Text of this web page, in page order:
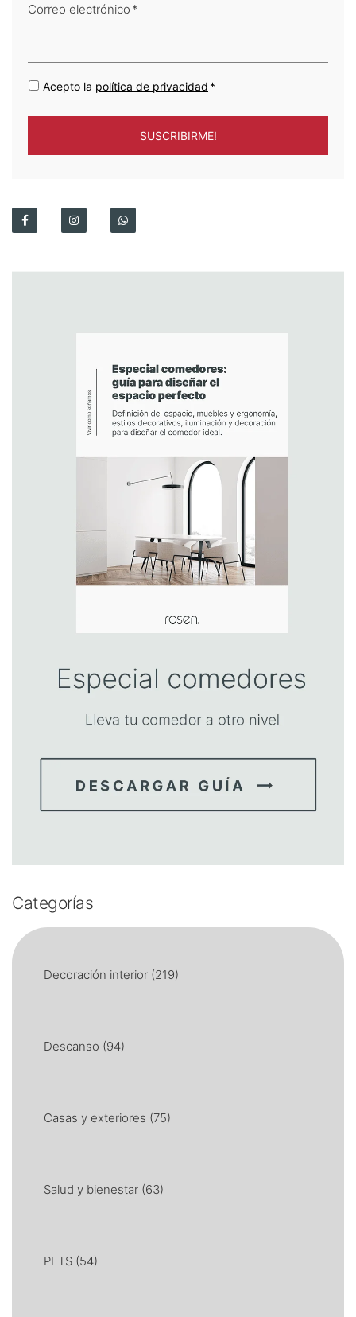
Correo electrónico *
Acepto la política de privacidad *
Categorías
Decoración interior (219)
Descanso (94)
Casas y exteriores (75)
Salud y bienestar (63)
PETS (54)